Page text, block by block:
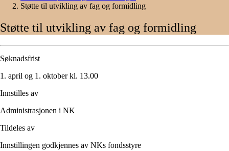
Støtte til utvikling av fag og formidling
Støtte til utvikling av fag og formidling
Søknadsfrist
1. april og 1. oktober kl. 13.00
Innstilles av
Administrasjonen i NK​​​​‌ ‍ ​‍​‍‌‍ ‌ ​‍‌‍‍‌‌‍‌ ‌‍‍‌‌‍ ‍​‍​‍​ ‍‍​‍​‍‌ ​ ‌‍​‌‌‍ ‍‌‍‍‌‌ ‌​‌ ‍‌​‍ ‍‌‍‍‌‌‍ ​‍​‍​‍ ​​‍​‍‌‍‍​‌ ​‍‌‍‌‌‌‍‌‍​‍​‍​ ‍‍​‍​‍​‍ ‌ ​ ‌ ‌​‌ ‌‌‌‍‌​‌‍‍‌‌‍ ​‍ ‌‍‍‌‌‍ ‍‌ ‌​‌‍‌‌‌‍ ‍‌ ‌​​‍ ‌‍‌‌‌‍‌​‌‍‍‌‌ ‌​​‍ ‌‍ ‌‌‍ ‌‍‌​‌‍‌‌​ ‌‌ ​​‌ ​‍‌‍‌‌‌ ​ ‌‍‌‌‌‍ ‍‌ ‌​‌‍​‌‌ ‌​‌‍‍‌‌‍ ‌‍ ‍​ ‍ ‌‍‍‌‌‍‌​​ ‌​ ​‌​ ‌​‌‍​‌​ ‌‌​ ​‍​ ‌​​ ‌​‌‍​‍​‍ ‌​ ‌‍‌‍​‌​ ‌ ​ ‌​​‍ ‌​ ‌​​ ​‍‌‍‌​​ ‌ ​‍ ‌​ ‍‌‌‍‌​​ ​‌​ ​‍​‍ ‌​ ‌ ​ ​​​ ​‍​ ​‌​ ‍‌‌‍​ ‌‍​ ​ ‍​​ ​ ​ ​​​ ‌‌‌‍​ ​ ‍ ‌ ‌​‌ ‍‌‌ ​​‌‍‌‌​ ‌‌ ​ ‌‍​ ‌‍‍​‌‍ ‌‍ ​‌‍​‌‌ ​‍‌ ​ ‌‍‍​‌‍‍‌‌ ​​​ ‍ ‌ ​​‌‍​‌‌ ‌​‌‍‍​​ ‌‌ ​ ‌‍‌‌‌ ‌​‌​​‍‌ ‍‌​ ‌‍​‍‌‍​‌‌ ​ ‌‍‌‌‌‌‌‌‌ ​‍‌‍ ​​ ‌​‍‌‌​ ​‍‌​‌‍‌ ​ ‌ ‌​‌ ‌‌‌‍‌​‌‍‍‌‌‍ ​‍‌‍‌‍‍‌‌‍‌​​ ‌​ ​‌​ ‌​‌‍​‌​ ‌‌​ ​‍​ ‌​​ ‌​‌‍​‍​‍ ‌​ ‌‍‌‍​‌​ ‌ ​ ‌​​‍ ‌​ ‌​​ ​‍‌‍‌​​ ‌ ​‍ ‌​ ‍‌‌‍‌​​ ​‌​ ​‍​‍ ‌​ ‌ ​ ​​​ ​‍​ ​‌​ ‍‌‌‍​ ‌‍​ ​ ‍​​ ​ ​ ​​​ ‌‌‌‍​ ​‍‌‍‌ ‌​‌ ‍‌‌ ​​‌‍‌‌​ ‌‌ ​ ‌‍​ ‌‍‍​‌‍ ‌‍ ​‌‍​‌‌ ​‍‌ ​ ‌‍‍​‌‍‍‌‌ ​​​‍‌‍‌ ​​‌‍​‌‌ ‌​‌‍‍​​ ‌‌ ​ ‌‍‌‌‌ ‌​‌​​‍‌ ‍‌​‍​‍‌ ‌
Tildeles av
Innstillingen godkjennes av NKs fondsstyre